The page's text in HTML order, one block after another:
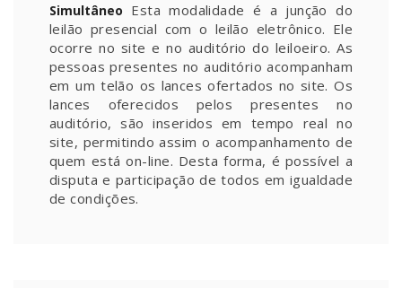
Simultâneo Esta modalidade é a junção do
leilão presencial com o leilão eletrônico. Ele
ocorre no site e no auditório do leiloeiro. As
pessoas presentes no auditório acompanham
em um telão os lances ofertados no site. Os
lances oferecidos pelos presentes no
auditório, são inseridos em tempo real no
site, permitindo assim o acompanhamento de
quem está on-line. Desta forma, é possível a
disputa e participação de todos em igualdade
de condições.